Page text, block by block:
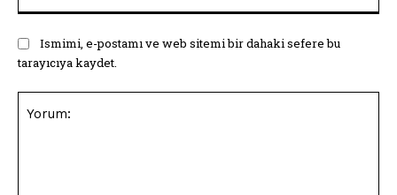
Ismimi, e-postamı ve web sitemi bir dahaki sefere bu
tarayıcıya kaydet.